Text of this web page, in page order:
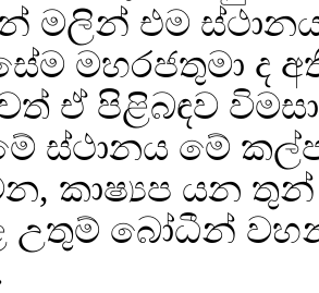
මලින් එම
මහරජතුමා
ඒ පිළිබඳව
ස්ථානය මේ
කාෂ්‍යප යන තුන්
උතුම් බෝධීන්